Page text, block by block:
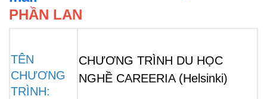
PHẦN LAN
TÊN
CHƯƠNG
TRÌNH:
CHƯƠNG TRÌNH DU HỌC
NGHỀ CAREERIA (Helsinki)